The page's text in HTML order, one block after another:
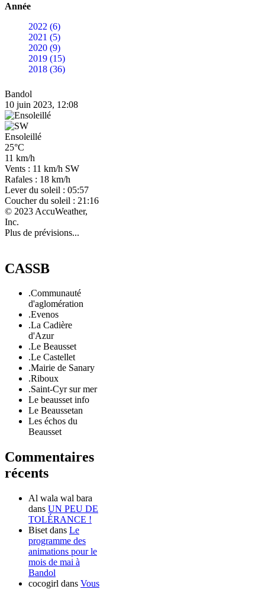
Année
2022 (6)
2021 (5)
2020 (9)
2019 (15)
2018 (36)
Bandol
10 juin 2023, 12:08
Ensoleillé
25°C
11 km/h
Vents : 11 km/h SW
Rafales : 18 km/h
Lever du soleil : 05:57
Coucher du soleil : 21:16
© 2023 AccuWeather,
Inc.
Plus de prévisions...
CASSB
.Communauté
d'aglomération
.Evenos
.La Cadière
d'Azur
.Le Beausset
.Le Castellet
.Mairie de Sanary
.Riboux
.Saint-Cyr sur mer
Le beausset info
Le Beaussetan
Les échos du
Beausset
Commentaires
récents
Al wala wal bara
dans UN PEU DE
TOLÉRANCE !
Biset dans Le
programme des
animations pour le
mois de mai à
Bandol
cocogirl dans Vous